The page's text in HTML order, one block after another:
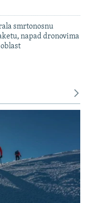
smrtonosnu
napad dronovima